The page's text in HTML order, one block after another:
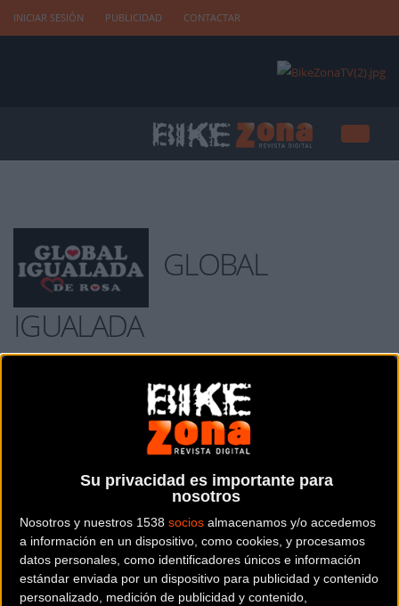
Su privacidad es importante para
nosotros
Nosotros y nuestros 1538 socios almacenamos y/o accedemos
a información en un dispositivo, como cookies, y procesamos
datos personales, como identificadores únicos e información
estándar enviada por un dispositivo para publicidad y contenido
personalizado, medición de publicidad y contenido,
INICIAR SESIÓN PUBLICIDAD CONTACTAR
GLOBAL
IGUALADA
Distribuidor exclusivo para España de la marca italiana de
C/ Masquefa 13 08700
IGUALADA (Barcelona). España
Contactar con la entidad